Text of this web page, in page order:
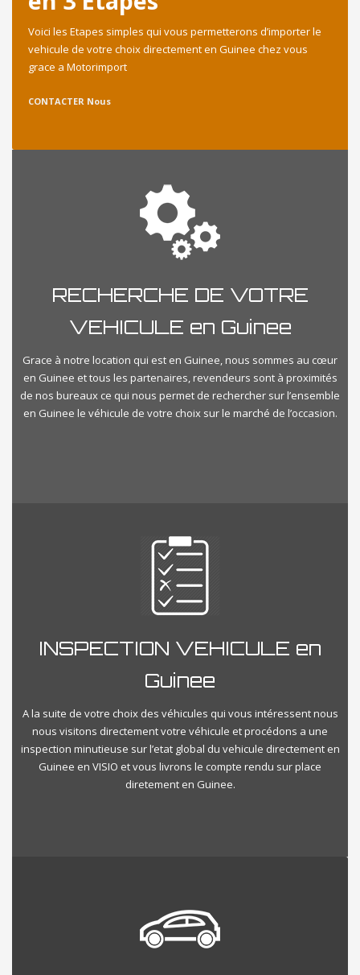
Voici les Etapes simples qui vous permetterons d’importer le
vehicule de votre choix directement en Guinee chez vous
grace a Motorimport
CONTACTER Nous
RECHERCHE DE VOTRE
VEHICULE en Guinee
Grace à notre location qui est en Guinee, nous sommes au cœur
en Guinee et tous les partenaires, revendeurs sont à proximités
de nos bureaux ce qui nous permet de rechercher sur l’ensemble
en Guinee le véhicule de votre choix sur le marché de l’occasion.
INSPECTION VEHICULE en
Guinee
A la suite de votre choix des véhicules qui vous intéressent nous
nous visitons directement votre véhicule et procédons a une
inspection minutieuse sur l’etat global du vehicule directement en
Guinee en VISIO et vous livrons le compte rendu sur place
diretement en Guinee.